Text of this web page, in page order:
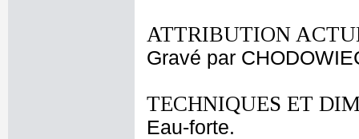
ATTRIBUTION
Gravé par
TECHNIQUES ET
Eau-forte.